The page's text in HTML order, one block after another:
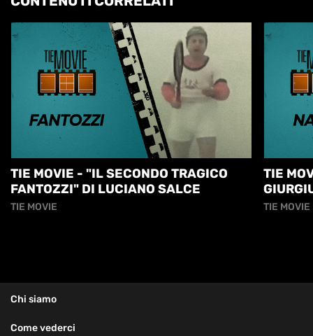
TIE MOVIE - "IL SECONDO TRAGICO
FANTOZZI" DI LUCIANO SALCE
TIE MOVIE
TIE
TIE MOVIE
Chi siamo
Come vederci